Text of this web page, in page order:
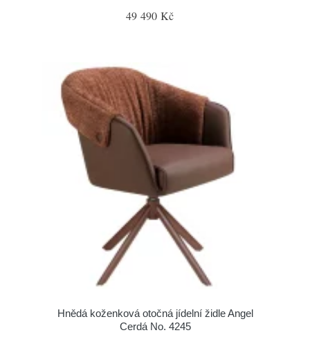
49 490 Kč
Hnědá koženková otočná jídelní židle Angel
Cerdá No. 4245